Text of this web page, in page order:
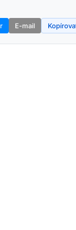
E-mail